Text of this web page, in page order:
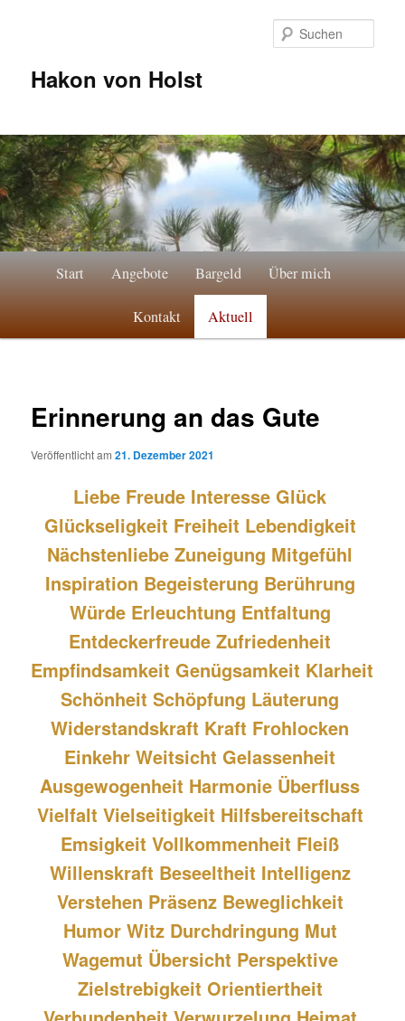
Hakon von Holst
Start Angebote Bargeld Über mich
Kontakt Aktuell
Erinnerung an das Gute
Veröffentlicht am21. Dezember 2021
Liebe Freude Interesse Glück
Glückseligkeit Freiheit Lebendigkeit
Nächstenliebe Zuneigung Mitgefühl
Inspiration Begeisterung Berührung
Würde Erleuchtung Entfaltung
Entdeckerfreude Zufriedenheit
Empfindsamkeit Genügsamkeit Klarheit
Schönheit Schöpfung Läuterung
Widerstandskraft Kraft Frohlocken
Einkehr Weitsicht Gelassenheit
Ausgewogenheit Harmonie Überfluss
Vielfalt Vielseitigkeit Hilfsbereitschaft
Emsigkeit Vollkommenheit Fleiß
Willenskraft Beseeltheit Intelligenz
Verstehen Präsenz Beweglichkeit
Humor Witz Durchdringung Mut
Wagemut Übersicht Perspektive
Zielstrebigkeit Orientiertheit